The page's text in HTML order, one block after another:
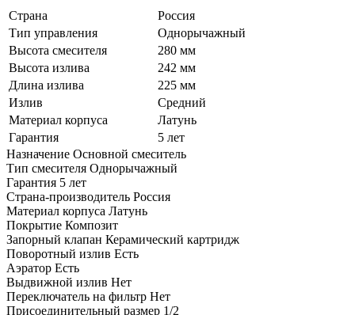
Страна
Россия
Тип управления
Однорычажный
Высота смесителя
280 мм
Высота излива
242 мм
Длина излива
225 мм
Излив
Средний
Материал корпуса
Латунь
Гарантия
5 лет
Назначение Основной смеситель
Тип смесителя Однорычажный
Гарантия 5 лет
Страна-производитель Россия
Материал корпуса Латунь
Покрытие Композит
Запорный клапан Керамический картридж
Поворотный излив Есть
Аэратор Есть
Выдвижной излив Нет
Переключатель на фильтр Нет
Присоединительный размер 1/2